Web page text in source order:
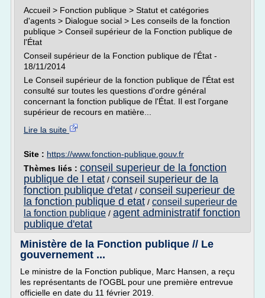
Accueil > Fonction publique > Statut et catégories
d'agents > Dialogue social > Les conseils de la fonction
publique > Conseil supérieur de la Fonction publique de
l'État
Conseil supérieur de la Fonction publique de l'État -
18/11/2014
Le Conseil supérieur de la fonction publique de l'État est
consulté sur toutes les questions d'ordre général
concernant la fonction publique de l'État. Il est l'organe
supérieur de recours en matière...
Lire la suite
Site : https://www.fonction-publique.gouv.fr
Thèmes liés : conseil superieur de la fonction
publique de l etat / conseil superieur de la
fonction publique d'etat / conseil superieur de
la fonction publique d etat / conseil superieur de
la fonction publique / agent administratif fonction
publique d'etat
Ministère de la Fonction publique // Le
gouvernement ...
Le ministre de la Fonction publique, Marc Hansen, a reçu
les représentants de l'OGBL pour une première entrevue
officielle en date du 11 février 2019.